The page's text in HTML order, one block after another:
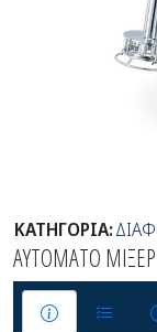
ΚΑΤΗΓΟΡΙΑ:
ΑΥΤΟΜΑΤΟ ΜΙΞΕΡ